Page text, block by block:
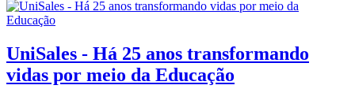
UniSales - Há 25 anos transformando
vidas por meio da Educação